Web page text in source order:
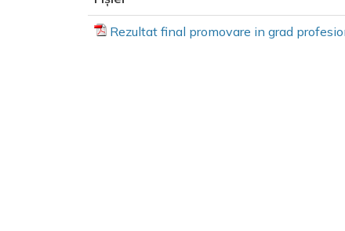
Rezultat final promovare in grad